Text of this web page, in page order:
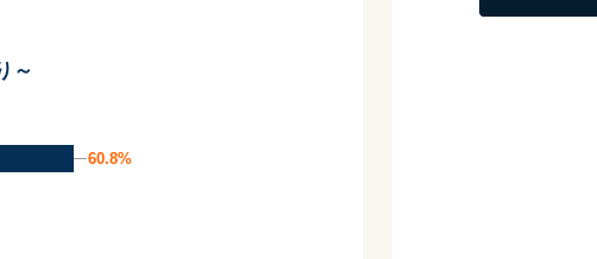
～
60.8%
60.8%